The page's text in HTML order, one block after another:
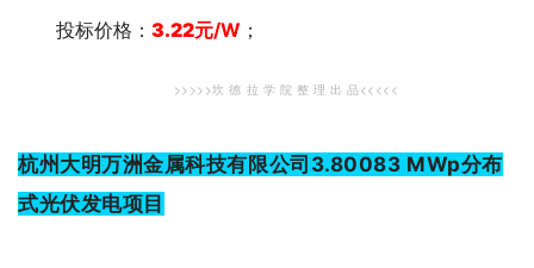
投标价格： 3.22元/W ；
>>>>>坎 德 拉 学 院 整 理 出 品<<<<<
杭州大明万洲金属科技有限公司3.80083 MWp分布
式光伏发电项目